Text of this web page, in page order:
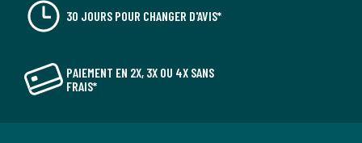
30 JOURS POUR CHANGER D'AVIS*
PAIEMENT EN 2X, 3X OU 4X SANS
FRAIS*